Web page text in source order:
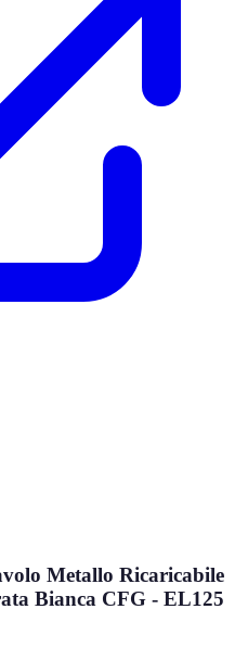
Metallo Ricaricabile
Bianca CFG - EL125